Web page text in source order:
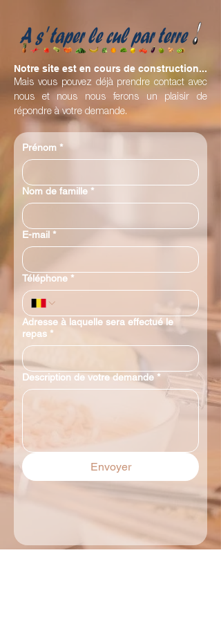
Notre site est en cours de construction...
Mais vous pouvez déjà prendre contact avec
nous et nous nous ferons un plaisir de
répondre à votre demande.
Prénom *
Nom de famille *
E-mail *
Téléphone *
Adresse à laquelle sera effectué le
repas *
Description de votre demande *
Envoyer